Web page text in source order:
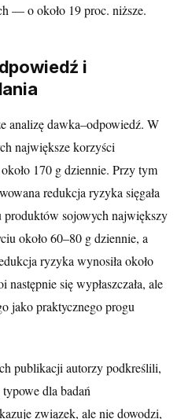
— o około 19 proc. niższe.
i
analizę dawka–odpowiedź. W
największe korzyści
170 g dziennie. Przy tym
redukcja ryzyka sięgała
produktów sojowych największy
około 60–80 g dziennie, a
ryzyka wynosiła około
się wypłaszczała, ale
jako praktycznego progu
publikacji autorzy podkreślili,
dla badań
związek, ale nie dowodzi,